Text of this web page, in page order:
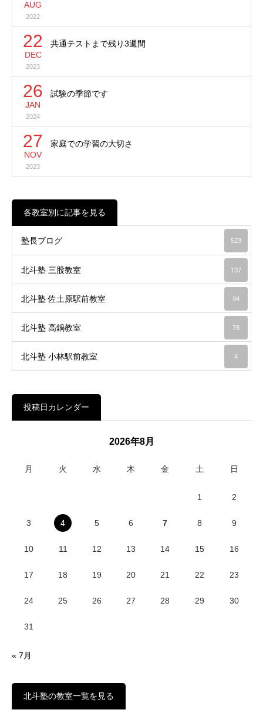
AUG
2022
22
DEC
2023
共通テストまで残り3週間
26
JAN
2024
試験の季節です
27
NOV
2023
家庭での学習の大切さ
各教室別に記事を見る
塾長ブログ 523
北斗塾 三股教室 137
北斗塾 佐土原駅前教室 94
北斗塾 高鍋教室 78
北斗塾 小林駅前教室 4
投稿日カレンダー
2026年8月
月 火 水 木 金 土 日
1 2
3 4 5 6 7 8 9
10 11 12 13 14 15 16
17 18 19 20 21 22 23
24 25 26 27 28 29 30
31
« 7月
北斗塾の教室一覧を見る